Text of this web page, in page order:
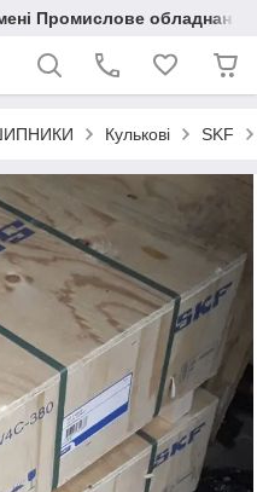
Промислове обладнання
Кулькові SKF